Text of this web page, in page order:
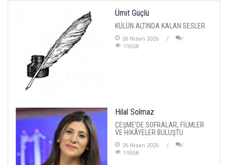
Ümit Güçlü
KÜLÜN ALTINDA KALAN SESLER
26 Nisan 2026
19558
Hilal Solmaz
ÇEŞME'DE SOFRALAR, FİLMLER
VE HİKÂYELER BULUŞTU
26 Nisan 2026
19558